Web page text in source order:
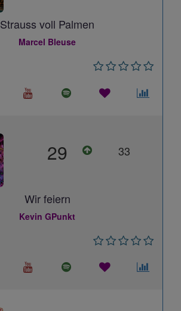
Strauss voll Palmen
Marcel Bleuse
29 33
Wir feiern
Kevin GPunkt